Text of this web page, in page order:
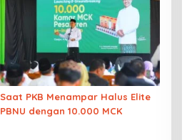
Saat PKB Menampar Halus Elite
PBNU dengan 10.000 MCK